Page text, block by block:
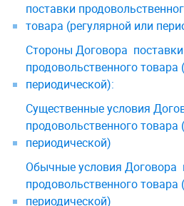
поставки
товара (регулярной или
Стороны Договора поставки
продовольственного товара
периодической):
Существенные условия
продовольственного товара
периодической)
Обычные условия Договора
продовольственного товара
периодической)